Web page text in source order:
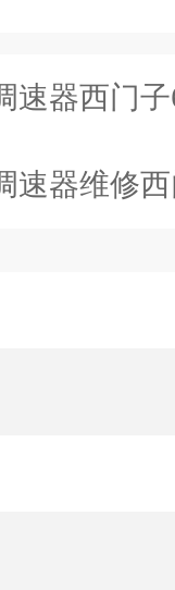
速器西门
速器维修